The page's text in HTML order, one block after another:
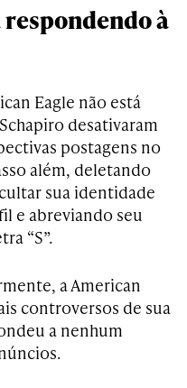
respondendo à
Eagle não está
desativaram
postagens no
além, deletando
sua identidade
e abreviando seu
“S”.
a American
controversos de sua
a nenhum